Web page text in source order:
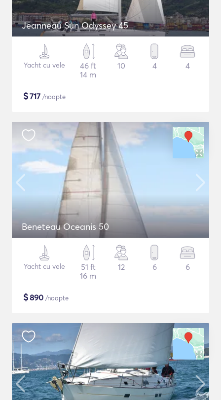
Jeanneau Sun Odyssey 45
Yacht cu vele
46 ft
14 m
10 4 4
$717 /noapte
Beneteau Oceanis 50
Yacht cu vele
51 ft
16 m
12 6 6
$890 /noapte